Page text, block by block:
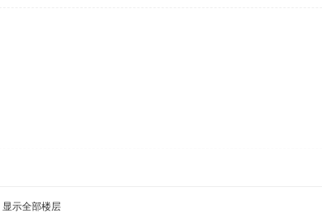
显示全部楼层